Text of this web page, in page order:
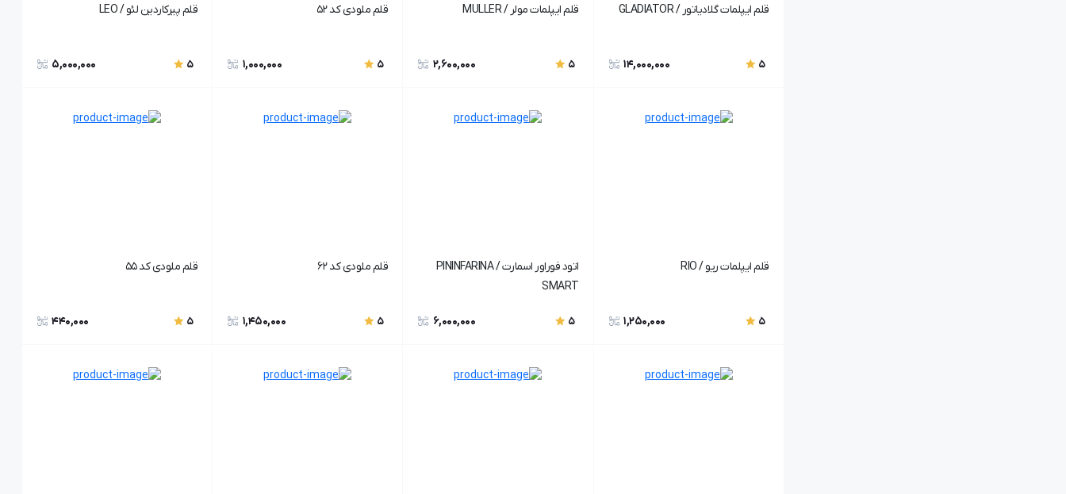
قلم ایپلمات گلادیاتور / GLADIATOR
5
14,000,000
قلم ایپلمات مولر / MULLER
5
2,600,000
قلم ملودی کد 52
5
1,000,000
قلم پیرکاردین لئو / LEO
5
5,000,000
قلم ایپلمات ریو / RIO
5
1,250,000
اتود فوراور اسمارت / PININFARINA
SMART
5
6,000,000
قلم ملودی کد 62
5
1,450,000
قلم ملودی کد 55
5
440,000